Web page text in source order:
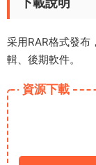
采用RAR格式發布
輯、後期軟件。
資源下載